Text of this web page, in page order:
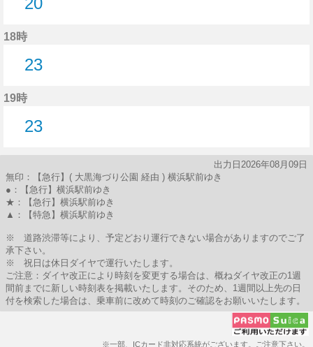
18時
23
19時
23
出力日2026年08月09日
無印：【急行】( 大黒海づり公園 経由 ) 横浜駅前ゆき
●：【急行】横浜駅前ゆき
★：【急行】横浜駅前ゆき
▲：【特急】横浜駅前ゆき
※ 道路渋滞等により、予定どおり運行できない場合がありますのでご了
承下さい。
※ 祝日は休日ダイヤで運行いたします。
ご注意：ダイヤ改正により時刻を変更する場合は、概ねダイヤ改正の1週
間前までに新しい時刻表を掲載いたします。そのため、1週間以上先の日
付を検索した場合は、乗車前に改めて時刻のご確認をお願いいたします。
※一部、ICカード非対応系統がございます。ご注意下さい。